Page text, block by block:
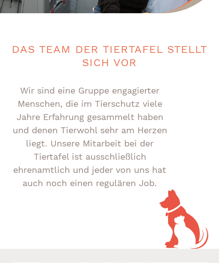
DAS TEAM DER TIERTAFEL STELLT
SICH VOR
Wir sind eine Gruppe engagierter
Menschen, die im Tierschutz viele
Jahre Erfahrung gesammelt haben
und denen Tierwohl sehr am Herzen
liegt. Unsere Mitarbeit bei der
Tiertafel ist ausschließlich
ehrenamtlich und jeder von uns hat
auch noch einen regulären Job.